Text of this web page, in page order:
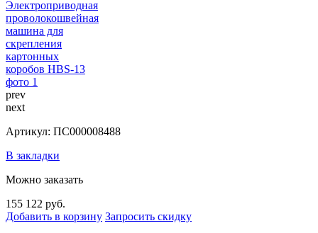
prev
next
Артикул: ПС000008488
В закладки
Можно заказать
155 122 руб.
Добавить в корзину Запросить скидку